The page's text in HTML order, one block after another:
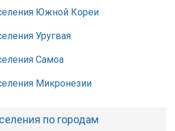
Южной Кореи
Уругвая
Самоа
Микронезии
по городам